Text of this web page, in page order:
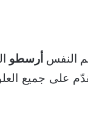
النفس أرسطو
جميع العلوم